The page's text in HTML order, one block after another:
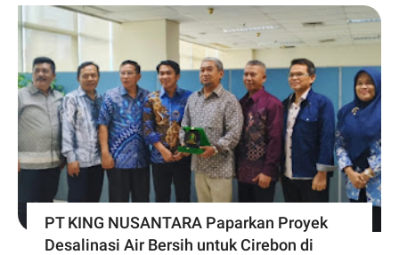
PT KING NUSANTARA Paparkan Proyek
Desalinasi Air Bersih untuk Cirebon di